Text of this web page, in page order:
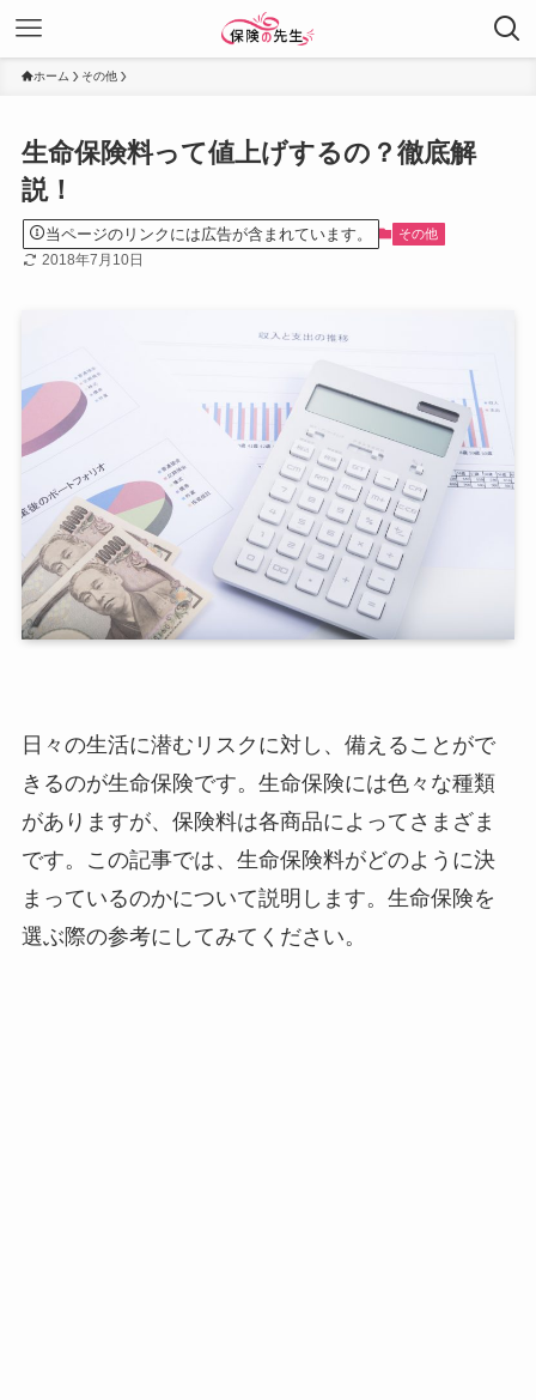
ホーム その他
生命保険料って値上げするの？徹底解
説！
当ページのリンクには広告が含まれています。 その他
2018年7月10日
日々の生活に潜むリスクに対し、備えることがで
きるのが生命保険です。生命保険には色々な種類
がありますが、保険料は各商品によってさまざま
です。この記事では、生命保険料がどのように決
まっているのかについて説明します。生命保険を
選ぶ際の参考にしてみてください。